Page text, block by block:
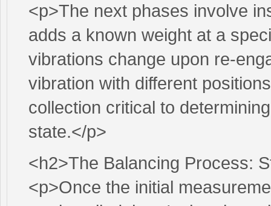
<p>The next phases involve
adds a known weight at a
vibrations change upon re-
vibration with different
collection critical to
state.</p>
<h2>The Balancing Process:
<p>Once the initial